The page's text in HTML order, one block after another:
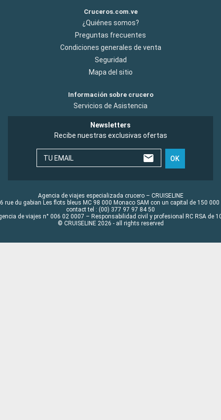
Cruceros.com.ve
¿Quiénes somos?
Preguntas frecuentes
Condiciones generales de venta
Seguridad
Mapa del sitio
Información sobre crucero
Servicios de Asistencia
Newsletters
Recibe nuestras exclusivas ofertas
TU EMAIL OK
Agencia de viajes especializada crucero – CRUISELINE
rue du gabian Les flots bleus MC 98 000 Monaco SAM con un capital de 150 000
contact tel : (00) 377 97 97 84 50
de viajes n° 006 02 0007 – Responsabilidad civil y profesional RC RSA de
© CRUISELINE 2026 - all rights reserved